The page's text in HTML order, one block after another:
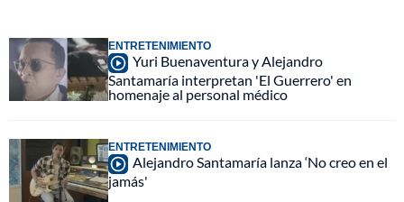
ENTRETENIMIENTO
Yuri Buenaventura y Alejandro
Santamaría interpretan 'El Guerrero' en
homenaje al personal médico
ENTRETENIMIENTO
Alejandro Santamaría lanza ‘No creo en el
jamás'